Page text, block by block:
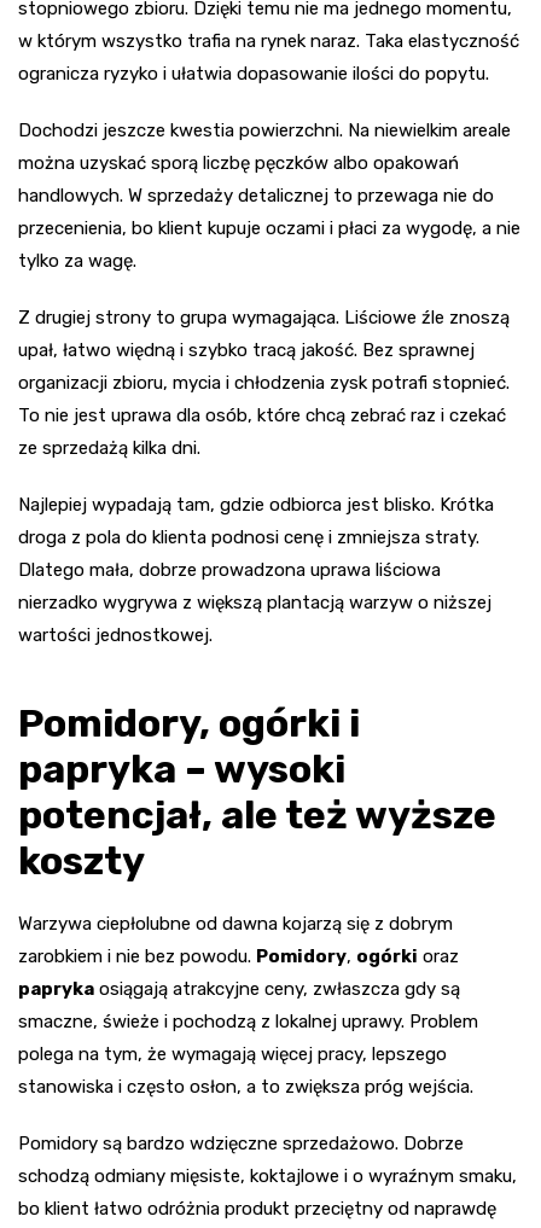
stopniowego zbioru. Dzięki temu nie ma jednego momentu,
w którym wszystko trafia na rynek naraz. Taka elastyczność
ogranicza ryzyko i ułatwia dopasowanie ilości do popytu.
Dochodzi jeszcze kwestia powierzchni. Na niewielkim areale
można uzyskać sporą liczbę pęczków albo opakowań
handlowych. W sprzedaży detalicznej to przewaga nie do
przecenienia, bo klient kupuje oczami i płaci za wygodę, a nie
tylko za wagę.
Z drugiej strony to grupa wymagająca. Liściowe źle znoszą
upał, łatwo więdną i szybko tracą jakość. Bez sprawnej
organizacji zbioru, mycia i chłodzenia zysk potrafi stopnieć.
To nie jest uprawa dla osób, które chcą zebrać raz i czekać
ze sprzedażą kilka dni.
Najlepiej wypadają tam, gdzie odbiorca jest blisko. Krótka
droga z pola do klienta podnosi cenę i zmniejsza straty.
Dlatego mała, dobrze prowadzona uprawa liściowa
nierzadko wygrywa z większą plantacją warzyw o niższej
wartości jednostkowej.
Pomidory, ogórki i
papryka – wysoki
potencjał, ale też wyższe
koszty
Warzywa ciepłolubne od dawna kojarzą się z dobrym
zarobkiem i nie bez powodu. Pomidory, ogórki oraz
papryka osiągają atrakcyjne ceny, zwłaszcza gdy są
smaczne, świeże i pochodzą z lokalnej uprawy. Problem
polega na tym, że wymagają więcej pracy, lepszego
stanowiska i często osłon, a to zwiększa próg wejścia.
Pomidory są bardzo wdzięczne sprzedażowo. Dobrze
schodzą odmiany mięsiste, koktajlowe i o wyraźnym smaku,
bo klient łatwo odróżnia produkt przeciętny od naprawdę